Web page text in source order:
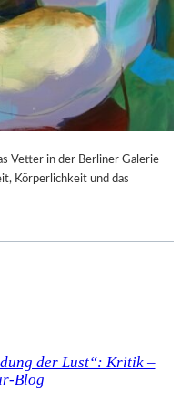
Vetter in der Berliner Galerie
Körperlichkeit und das
der Lust“: Kritik –
Blog